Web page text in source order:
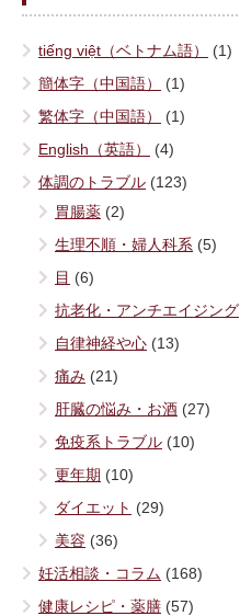
tiếng việt（ベトナム語）
(1)
簡体字（中国語）
(1)
繁体字（中国語）
(1)
English（英語）
(4)
体調のトラブル (123)
胃腸薬 (2)
生理不順・婦人科系 (5)
目 (6)
抗老化・アンチエイジング
自律神経や心 (13)
痛み (21)
肝臓の悩み・お酒 (27)
免疫系トラブル (10)
更年期 (10)
ダイエット (29)
美容 (36)
妊活相談・コラム (168)
健康レシピ・薬膳 (57)